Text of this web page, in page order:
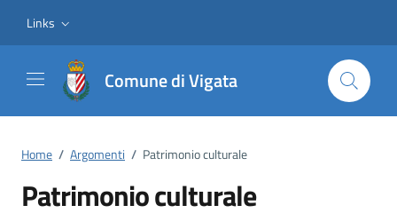
Links
Comune di Vigata
Home / Argomenti / Patrimonio culturale
Patrimonio culturale